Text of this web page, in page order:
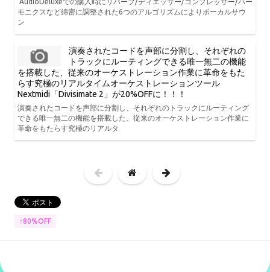
モニクスなど綿密に調整された6つのアルゴリズムによりボーカルサウ
ン
演奏されたコードを声部に分割し、それぞれの
トラックにルーティングできる唯一無二の機能
を搭載した、従来のオーケストレーション作業に革命をもた
らす究極のリアルタイムオーケストレーションツール
Nextmidi「Divisimate 2」が20%OFFに！！！
演奏されたコードを声部に分割し、それぞれのトラックにルーティング
できる唯一無二の機能を搭載した、従来のオーケストレーション作業に
革命をもたらす究極のリアルタ
↑80%OFF